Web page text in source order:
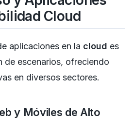
Cloud
aplicaciones en la cloud es
de escenarios, ofreciendo
en diversos sectores.
y Móviles de Alto